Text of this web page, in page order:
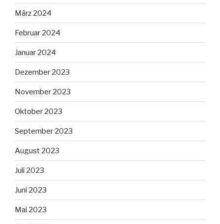
März 2024
Februar 2024
Januar 2024
Dezember 2023
November 2023
Oktober 2023
September 2023
August 2023
Juli 2023
Juni 2023
Mai 2023